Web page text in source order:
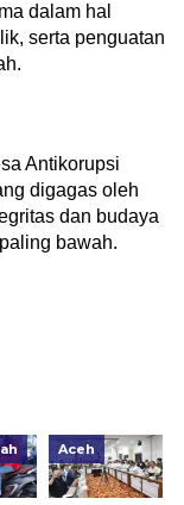
dalam hal
serta penguatan
Antikorupsi
digagas oleh
dan budaya
bawah.
Aceh